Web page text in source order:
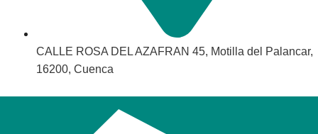
CALLE ROSA DEL AZAFRAN 45, Motilla del Palancar,
16200, Cuenca